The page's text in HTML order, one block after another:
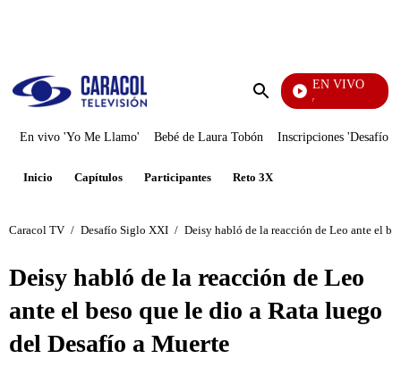
Enviar
EN VIVO
La Finca De Hoy
En vivo 'Yo Me Llamo' Bebé de Laura Tobón Inscripciones 'Desafío'
Inicio Capítulos Participantes Reto 3X
Caracol TV / Desafío Siglo XXI / Deisy habló de la reacción de Leo ante el
Deisy habló de la reacción de Leo
ante el beso que le dio a Rata luego
del Desafío a Muerte